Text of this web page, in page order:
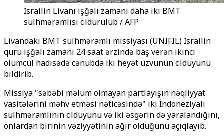
İsrailin Livanı işğalı zamanı daha iki BMT
sülhməramlısı öldürülüb / AFP
Livandakı BMT sülhməramlı missiyası (UNIFIL) İsrailin
quru işğalı zamanı 24 saat ərzində baş verən ikinci
ölümcül hadisədə cənubda iki heyət üzvünün öldüyünü
bildirib.
Missiya "səbəbi məlum olmayan partlayışın nəqliyyat
vasitələrini məhv etməsi nəticəsində" iki İndoneziyalı
sülhməramlının öldüyünü və iki əsgərin də yaralandığını,
onlardan birinin vəziyyətinin ağır olduğunu açıqlayıb.